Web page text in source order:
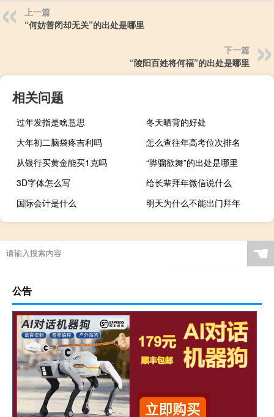
上一篇
“何妨善闭却无关”的出处是哪里
下一篇
“陵阳百姓将何福”的出处是哪里
相关问题
过年发指是啥意思
冬天晒背的好处
大年初二脑袋疼吉利吗
怎么查往年高考位次排名
从银行买黄金能买1克吗
“骅骝欲舞”的出处是哪里
3D字体怎么写
给长辈拜年微信说什么
国际会计是什么
明天为什么不能出门拜年
☚
公告